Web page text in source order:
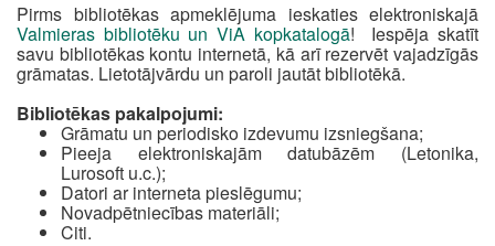
Pirms bibliotēkas apmeklējuma ieskaties elektroniskajā
Valmieras bibliotēku un ViA kopkatalogā! Iespēja skatīt
savu bibliotēkas kontu internetā, kā arī rezervēt vajadzīgās
grāmatas. Lietotājvārdu un paroli jautāt bibliotēkā.
Bibliotēkas pakalpojumi:
Grāmatu un periodisko izdevumu izsniegšana;
Pieeja elektroniskajām datubāzēm (Letonika,
Lurosoft u.c.);
Datori ar interneta pieslēgumu;
Novadpētniecības materiāli;
Citi.